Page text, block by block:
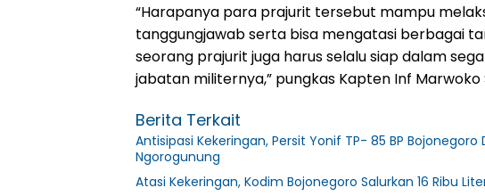
“Harapanya para prajurit tersebut mampu
tanggungjawab serta bisa mengatasi berbagai
seorang prajurit juga harus selalu siap dalam
jabatan militernya,” pungkas Kapten Inf Marwoko
Berita Terkait
Antisipasi Kekeringan, Persit Yonif TP- 85 BP Bojonegoro
Ngorogunung
Atasi Kekeringan, Kodim Bojonegoro Salurkan 16 Ribu